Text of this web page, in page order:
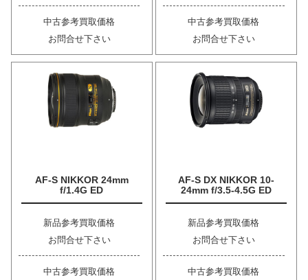
中古参考買取価格
お問合せ下さい
中古参考買取価格
お問合せ下さい
AF-S NIKKOR 24mm
f/1.4G ED
新品参考買取価格
お問合せ下さい
中古参考買取価格
AF-S DX NIKKOR 10-
24mm f/3.5-4.5G ED
新品参考買取価格
お問合せ下さい
中古参考買取価格